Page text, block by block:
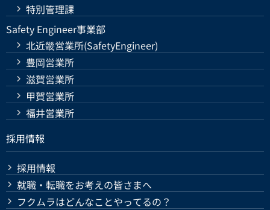
特別管理課
Safety Engineer事業部
北近畿営業所(SafetyEngineer)
豊岡営業所
滋賀営業所
甲賀営業所
福井営業所
採用情報
採用情報
就職・転職をお考えの皆さまへ
フクムラはどんなことやってるの？